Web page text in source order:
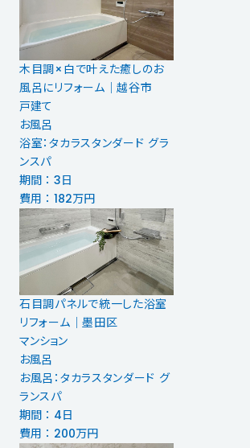
木目調×白で叶えた癒しのお
風呂にリフォーム｜越谷市
戸建て
お風呂
浴室：タカラスタンダード グラ
ンスパ
期間 ： 3日
費用 ： 182万円
石目調パネルで統一した浴室
リフォーム｜墨田区
マンション
お風呂
お風呂：タカラスタンダード グ
ランスパ
期間 ： 4日
費用 ： 200万円